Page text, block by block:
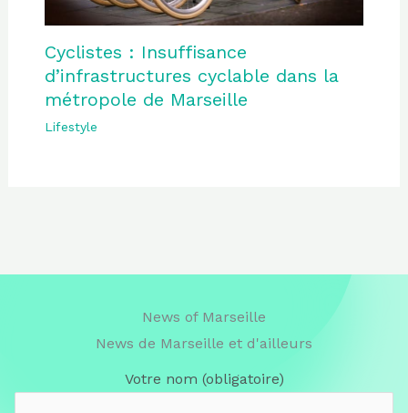
Cyclistes : Insuffisance
d’infrastructures cyclable dans la
métropole de Marseille
Lifestyle
News of Marseille
News de Marseille et d'ailleurs
Votre nom (obligatoire)